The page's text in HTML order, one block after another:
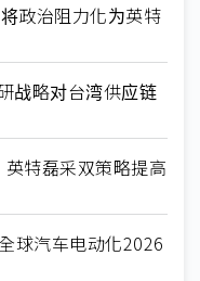
政治阻力化为英特
战略对台湾供应链
特磊采双策略提高
球汽车电动化2026